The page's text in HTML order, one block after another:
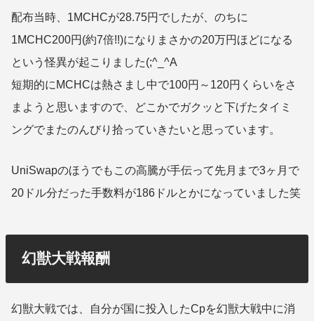
配布当時、1MCHCが28.75円でしたが、のちに
1MCHC200円(約7倍!!)になりまさかの20万円ほどになる
という怪異が起こりました(;^_^A
短期的にMCHCは熱さまし中で100円～120円くらいをさ
まようと思いますので、どこかでガクッと下げたタイミ
ングでまたのんびり拾っていきたいと思っています。
UniSwapのほうでもこの高騰が手伝って先月まで3ヶ月で
20ドル分だった手数料が186ドルとかになっていました笑
幻獣大戦報酬
幻獣大戦では、自分が国に投入したCpを幻獣大戦中に消